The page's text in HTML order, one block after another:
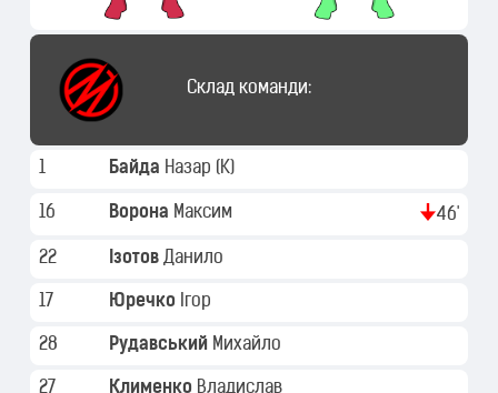
Склад команди:
1 Байда Назар (K)
16 Ворона Максим 46'
22 Ізотов Данило
17 Юречко Ігор
28 Рудавський Михайло
27 Клименко Владислав